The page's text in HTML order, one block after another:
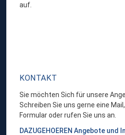
auf.
KONTAKT
Sie möchten Sich für unsere
Schreiben Sie uns gerne eine
Formular oder rufen Sie uns an.
DAZUGEHOEREN Angebote und